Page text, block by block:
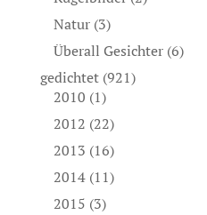
Natur(3)
Überall Gesichter(6)
gedichtet(921)
2010 (1)
2012 (22)
2013 (16)
2014(11)
2015 (3)